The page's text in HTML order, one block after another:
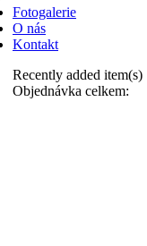
Fotogalerie
O nás
Kontakt
Recently added item(s)
Objednávka celkem: